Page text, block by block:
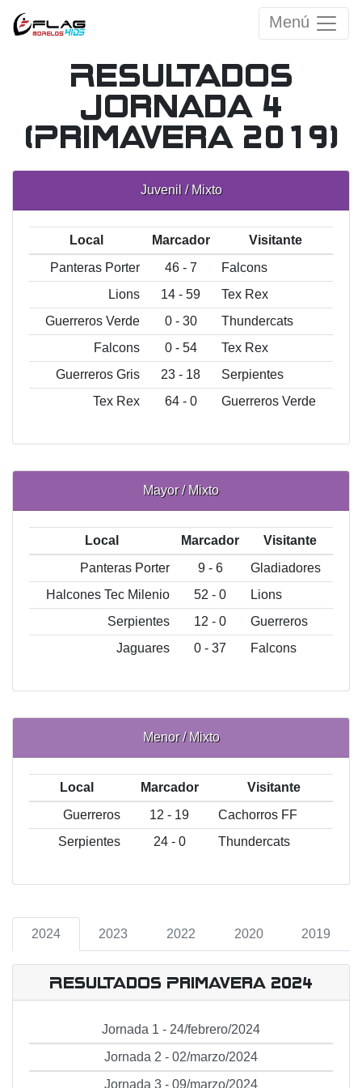
Menú
Resultados
Jornada 4
(Primavera 2019)
Juvenil / Mixto
Local Marcador
Visitante
Panteras Porter
46 - 7
Falcons
Lions
14 - 59
Tex Rex
Guerreros Verde
0 - 30
Thundercats
Falcons
0 - 54
Tex Rex
Guerreros Gris
23 - 18
Serpientes
Tex Rex
64 - 0 Guerreros Verde
Mayor / Mixto
Local Marcador
Visitante
Panteras Porter
9 - 6
Gladiadores
Halcones Tec Milenio
52 - 0
Lions
Serpientes
12 - 0
Guerreros
Jaguares
0 - 37 Falcons
Menor / Mixto
Local Marcador
Visitante
Guerreros
12 - 19
Cachorros FF
Serpientes
24 - 0 Thundercats
2024 2023 2022 2020 2019
Resultados Primavera 2024
Jornada 1 - 24/febrero/2024
Jornada 2 - 02/marzo/2024
Jornada 3 - 09/marzo/2024